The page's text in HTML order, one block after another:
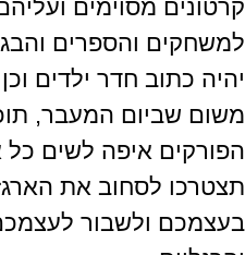
קרטונים מסוימים
למשחקים והספרים
יהיה כתוב חדר ילדים
משום שביום המעבר,
הפורקים איפה לשים כל
תצטרכו לסחוב את
בעצמכם ולשבור